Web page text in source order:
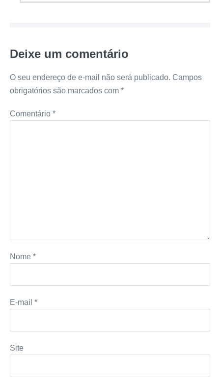
Deixe um comentário
O seu endereço de e-mail não será publicado. Campos
obrigatórios são marcados com *
Comentário *
Nome *
E-mail *
Site